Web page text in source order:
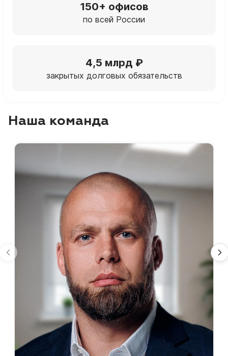
150+ офисов
по всей России
4,5 млрд ₽
закрытых долговых обязательств
Наша команда